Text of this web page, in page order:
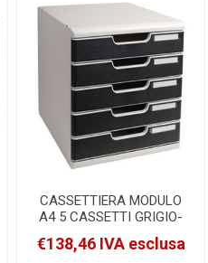
CASSETTIERA MODULO
A4 5 CASSETTI GRIGIO-
NERO MULTIFORM
[301014D]
€138,46 IVA esclusa